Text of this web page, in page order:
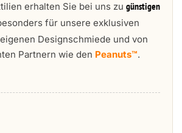
erhalten Sie bei uns zu günstigen
für unsere exklusiven
Designschmiede und von
Partnern wie den Peanuts™.